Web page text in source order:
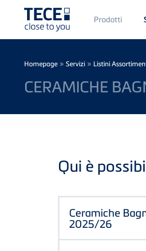
Main
Menü
1
Prodotti
Breadcrumb
Homepage » Servizi » Listini
CERAMICHE
Qui è
Ceramiche
2025/26